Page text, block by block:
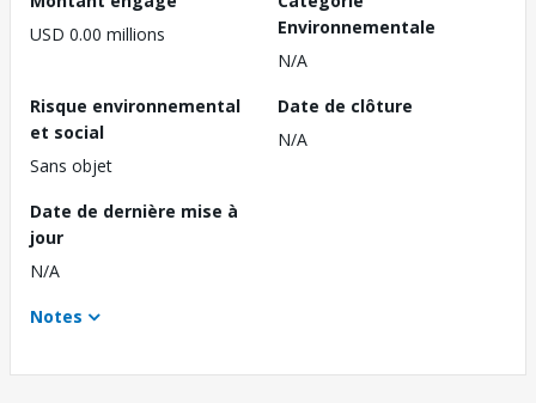
USD 0.00 millions
Environnementale
N/A
Risque environnemental
et social
Sans objet
Date de clôture
N/A
Date de dernière mise à
jour
N/A
Notes